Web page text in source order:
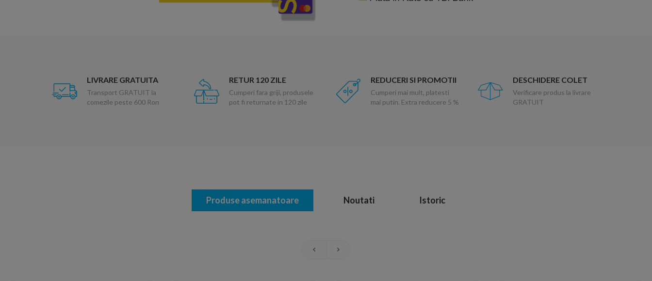
LIVRARE GRATUITA
Transport GRATUIT la
comezile peste 600 Ron
RETUR 120 ZILE
Cumperi fara griji, produsele
pot fi returnate in 120 zile
REDUCERI SI PROMOTII
Cumperi mai mult, platesti
mai putin. Extra reducere 5 %
DESCHIDERE COLET
Verificare produs la livrare
GRATUIT
Produse asemanatoare Noutati Istoric